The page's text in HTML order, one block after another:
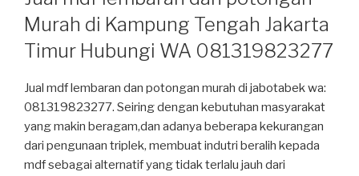
Murah di Kampung Tengah Jakarta
Timur Hubungi WA 081319823277
Jual mdf lembaran dan potongan murah di jabotabek wa:
081319823277. Seiring dengan kebutuhan masyarakat
yang makin beragam,dan adanya beberapa kekurangan
dari pengunaan triplek, membuat indutri beralih kepada
mdf sebagai alternatif yang tidak terlalu jauh dari